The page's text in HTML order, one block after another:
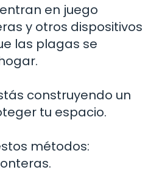
en juego
y otros dispositivos
las plagas se
construyendo un
tu espacio.
métodos: